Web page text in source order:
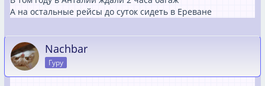
А на остальные рейсы до суток сидеть в Ереване
Nachbar
Гуру